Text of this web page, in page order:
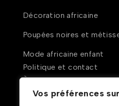
Vos préférences
Décoration africaine
Poupées noires et
Mode africaine enfant
Politique et contact
À propos
Conditions générales de